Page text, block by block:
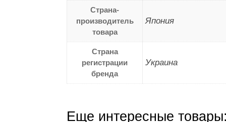
Страна-
производитель
товара
Япония
Страна
регистрации
бренда
Украина
Еще интересные